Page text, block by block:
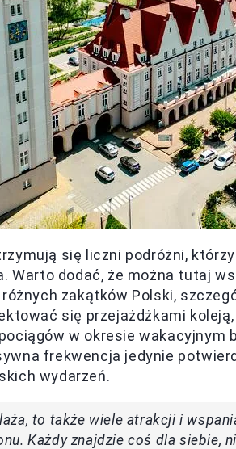
się liczni podróżni,
Warto dodać, że można tutaj
zakątków Polski,
się przejażdżkami
w okresie wakacyjnym
frekwencja jedynie
wydarzeń.
to także wiele atrakcji i
Każdy znajdzie coś dla siebie,